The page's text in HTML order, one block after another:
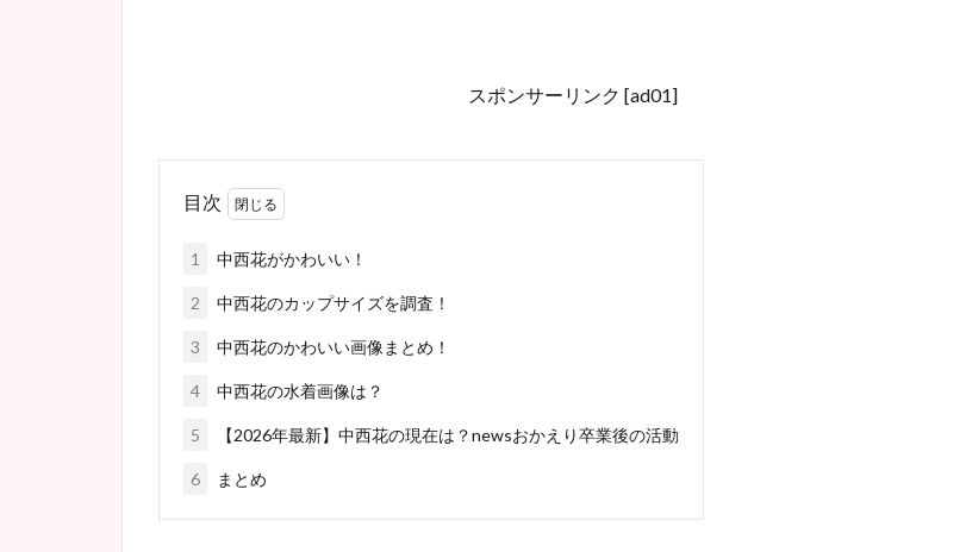
スポンサーリンク [ad01]
目次
1 中西花がかわいい！
2 中西花のカップサイズを調査！
3 中西花のかわいい画像まとめ！
4 中西花の水着画像は？
5 【2026年最新】中西花の現在は？newsおかえり卒業後の活動
6 まとめ